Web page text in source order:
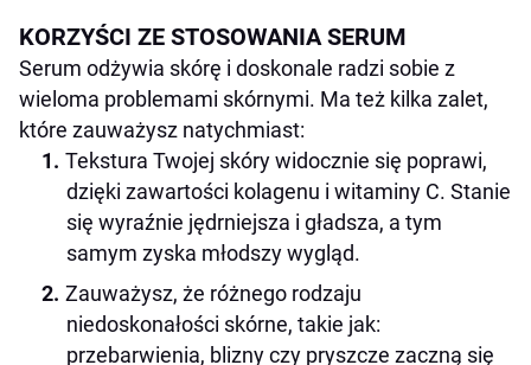
KORZYŚCI ZE STOSOWANIA SERUM
Serum odżywia skórę i doskonale radzi sobie z
wieloma problemami skórnymi. Ma też kilka zalet,
które zauważysz natychmiast:
Tekstura Twojej skóry widocznie się poprawi,
dzięki zawartości kolagenu i witaminy C. Stanie
się wyraźnie jędrniejsza i gładsza, a tym
samym zyska młodszy wygląd.
Zauważysz, że różnego rodzaju
niedoskonałości skórne, takie jak:
przebarwienia, blizny czy pryszcze zaczną się